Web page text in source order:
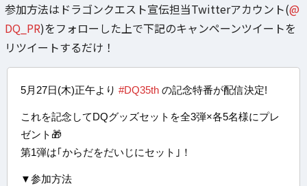
参加方法はドラゴンクエスト宣伝担当Twitterアカウント(@
DQ_PR)をフォローした上で下記のキャンペーンツイートを
リツイートするだけ！
5月27日(木)正午より #DQ35th の記念特番が配信決定!
これを記念してDQグッズセットを全3弾×各5名様にプレ
ゼント🎁
第1弾は｢からだをだいじにセット｣！
▼参加方法